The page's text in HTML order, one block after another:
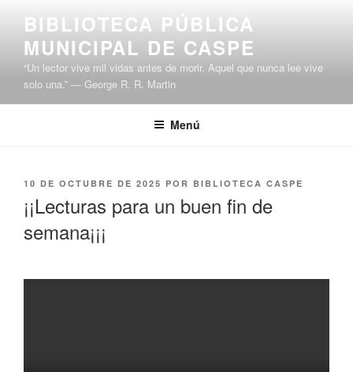
contenido
BIBLIOTECA PÚBLICA
MUNICIPAL DE CASPE
“Un lector vive mil vidas antes de morir. Aquel que nunca lee vive
solo una.” ― George R. R. Martin
Menú
PUBLICADO
10 DE OCTUBRE DE 2025 POR BIBLIOTECA CASPE
¡¡Lecturas para un buen fin de
semana¡¡¡